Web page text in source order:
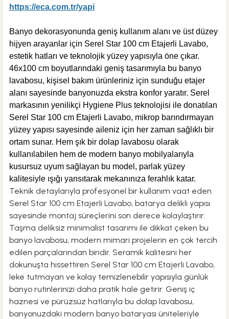
https://eca.com.tr/yapi
Banyo dekorasyonunda geniş kullanım alanı ve üst düzey
hijyen arayanlar için Serel Star 100 cm Etajerli Lavabo,
estetik hatları ve teknolojik yüzey yapısıyla öne çıkar.
46x100 cm boyutlarındaki geniş tasarımıyla bu banyo
lavabosu, kişisel bakım ürünleriniz için sunduğu etajer
alanı sayesinde banyonuzda ekstra konfor yaratır. Serel
markasının yenilikçi Hygiene Plus teknolojisi ile donatılan
Serel Star 100 cm Etajerli Lavabo, mikrop barındırmayan
yüzey yapısı sayesinde aileniz için her zaman sağlıklı bir
ortam sunar. Hem şık bir dolap lavabosu olarak
kullanılabilen hem de modern banyo mobilyalarıyla
kusursuz uyum sağlayan bu model, parlak yüzey
kalitesiyle ışığı yansıtarak mekanınıza ferahlık katar.
Teknik detaylarıyla profesyonel bir kullanım vaat eden
Serel Star 100 cm Etajerli Lavabo, batarya delikli yapısı
sayesinde montaj süreçlerini son derece kolaylaştırır.
Taşma deliksiz minimalist tasarımı ile dikkat çeken bu
banyo lavabosu, modern mimari projelerin en çok tercih
edilen parçalarından biridir. Seramik kalitesini her
dokunuşta hissettiren Serel Star 100 cm Etajerli Lavabo,
leke tutmayan ve kolay temizlenebilir yapısıyla günlük
banyo rutinlerinizi daha pratik hale getirir. Geniş iç
haznesi ve pürüzsüz hatlarıyla bu dolap lavabosu,
banyonuzdaki modern banyo bataryası üniteleriyle